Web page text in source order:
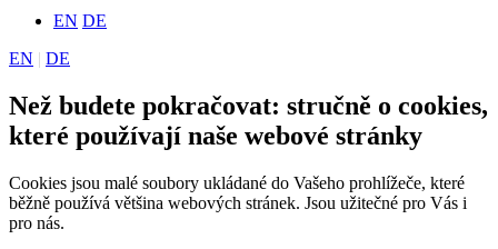
EN DE
EN | DE
Než budete pokračovat: stručně o cookies,
které používají naše webové stránky
Cookies jsou malé soubory ukládané do Vašeho prohlížeče, které
běžně používá většina webových stránek. Jsou užitečné pro Vás i
pro nás.